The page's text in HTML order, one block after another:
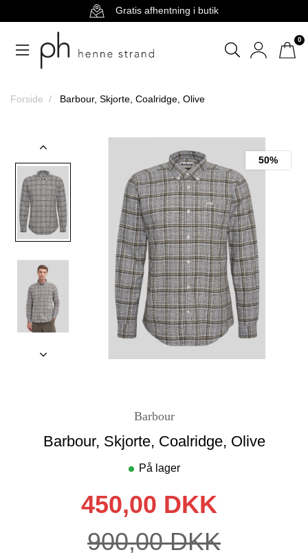
Gratis afhentning i butik
0
Forside Barbour, Skjorte, Coalridge, Olive
50%
Barbour
Barbour, Skjorte, Coalridge, Olive
På lager
450,00 DKK
900,00 DKK